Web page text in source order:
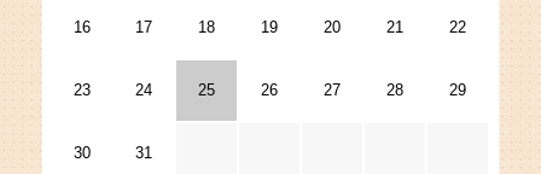
16 17 18 19 20 21 22
23 24 25 26 27 28 29
30 31